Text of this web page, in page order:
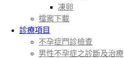
凍卵
檔案下載
診療項目
不孕症門診檢查
男性不孕症之診斷及治療